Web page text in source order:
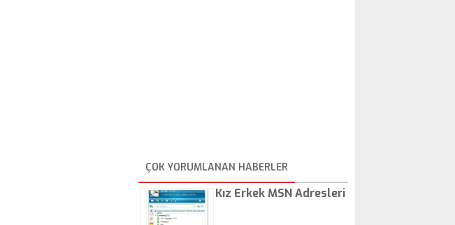
ÇOK YORUMLANAN HABERLER
Kız Erkek MSN Adresleri